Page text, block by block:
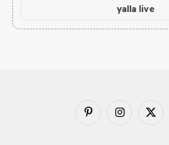
yalla live
X
الانستغرامبينتيريست